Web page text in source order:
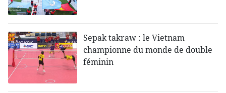
Sepak takraw : le Vietnam
championne du monde de double
féminin